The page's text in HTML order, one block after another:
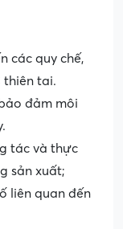
các quy chế,
thiên tai.
đảm môi
tác và thực
sản xuất;
liên quan đến